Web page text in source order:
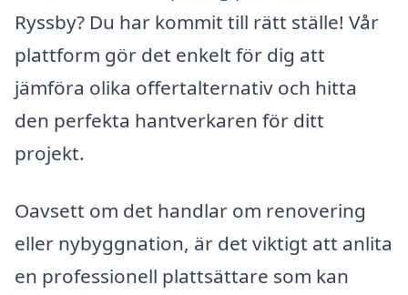
Ryssby? Du har kommit till rätt ställe! Vår
plattform gör det enkelt för dig att
jämföra olika offertalternativ och hitta
den perfekta hantverkaren för ditt
projekt.
Oavsett om det handlar om renovering
eller nybyggnation, är det viktigt att anlita
en professionell plattsättare som kan